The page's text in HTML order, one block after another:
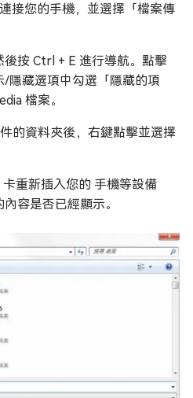
接您的手機，並選擇「檔案傳
按 Ctrl + E 進行導航。點擊
/隱藏選項中勾選「隱藏的項
檔案。
的資料夾後，右鍵點擊並選擇
重新插入您的 手機等設備
容是否已經顯示。